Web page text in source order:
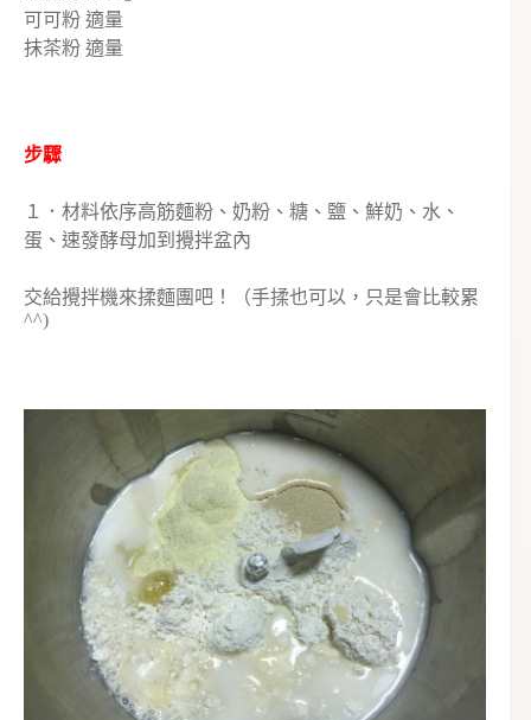
可可粉 適量
抹茶粉 適量
步驟
１．材料依序高筋麵粉、奶粉、糖、鹽、鮮奶、水、
蛋、速發酵母加到攪拌盆內
交給攪拌機來揉麵團吧！（手揉也可以，只是會比較累
^^)